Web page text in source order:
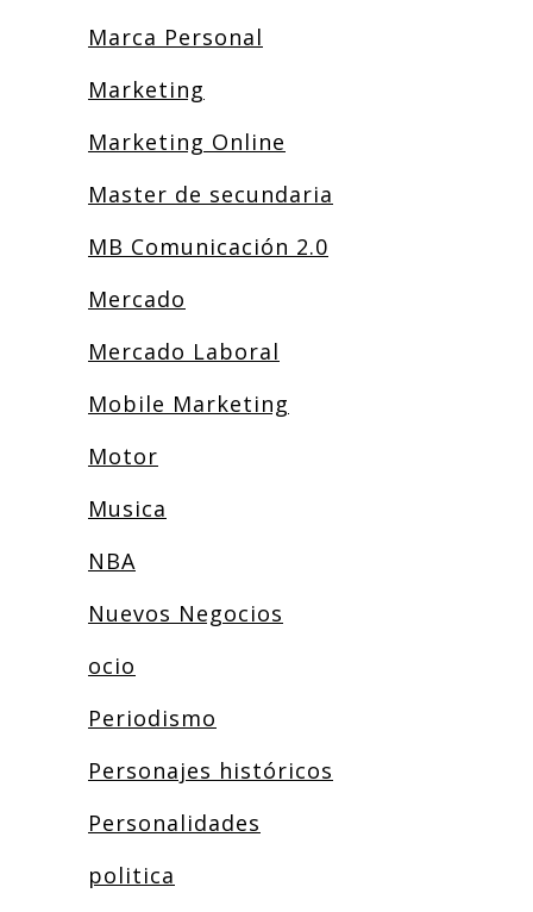
Marca Personal
Marketing
Marketing Online
Master de secundaria
MB Comunicación 2.0
Mercado
Mercado Laboral
Mobile Marketing
Motor
Musica
NBA
Nuevos Negocios
ocio
Periodismo
Personajes históricos
Personalidades
politica